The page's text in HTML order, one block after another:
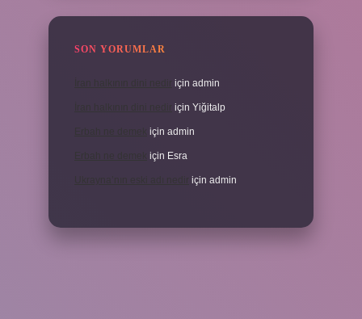
SON YORUMLAR
için admin
için Yiğitalp
için admin
için Esra
için admin